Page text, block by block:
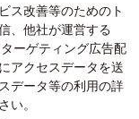
ス改善等のためのト
、他社が運営する
ーゲティング広告配
アクセスデータを送
データ等の利用の詳
い。